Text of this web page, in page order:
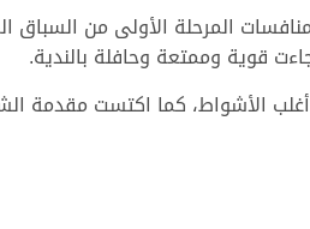
اختتمت مساء اليوم السبت 12 نوفمبر 2022
قوية وممتعة وحافلة بالندية.
الأشواط، كما اكتست مقدمة